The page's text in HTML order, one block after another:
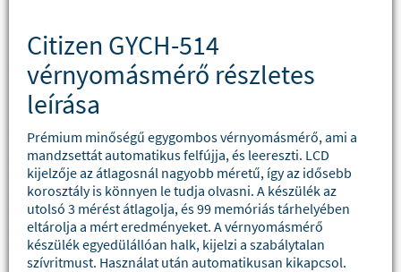
Citizen GYCH-514
vérnyomásmérő részletes
leírása
Prémium minőségű egygombos vérnyomásmérő, ami a
mandzsettát automatikus felfújja, és leereszti. LCD
kijelzője az átlagosnál nagyobb méretű, így az idősebb
korosztály is könnyen le tudja olvasni. A készülék az
utolsó 3 mérést átlagolja, és 99 memóriás tárhelyében
eltárolja a mért eredményeket. A vérnyomásmérő
készülék egyedülállóan halk, kijelzi a szabálytalan
szívritmust. Használat után automatikusan kikapcsol.